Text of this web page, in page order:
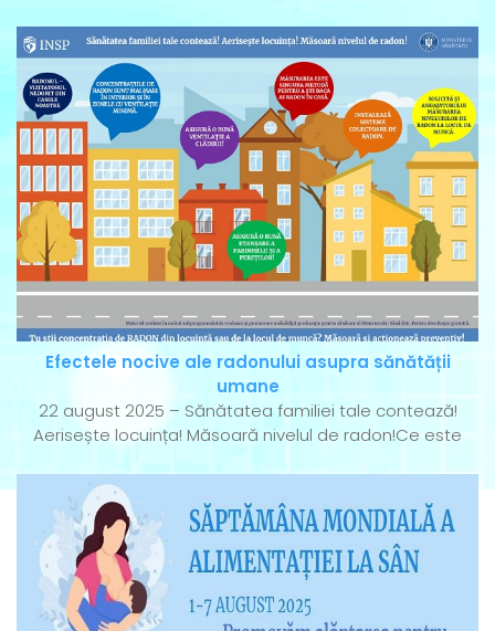
Efectele nocive ale radonului asupra sănătății
umane
22 august 2025 – Sănătatea familiei tale contează!
Aerisește locuința! Măsoară nivelul de radon!Ce este